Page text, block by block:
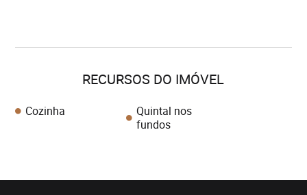
RECURSOS DO IMÓVEL
Cozinha
Quintal nos
fundos